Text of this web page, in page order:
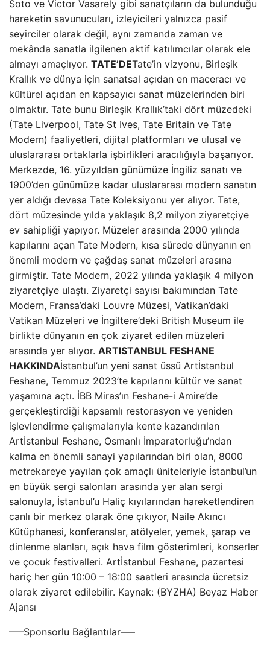
Soto ve Victor Vasarely gibi sanatçıların da bulunduğu
hareketin savunucuları, izleyicileri yalnızca pasif
seyirciler olarak değil, aynı zamanda zaman ve
mekânda sanatla ilgilenen aktif katılımcılar olarak ele
almayı amaçlıyor. TATE’DETate’in vizyonu, Birleşik
Krallık ve dünya için sanatsal açıdan en maceracı ve
kültürel açıdan en kapsayıcı sanat müzelerinden biri
olmaktır. Tate bunu Birleşik Krallık’taki dört müzedeki
(Tate Liverpool, Tate St Ives, Tate Britain ve Tate
Modern) faaliyetleri, dijital platformları ve ulusal ve
uluslararası ortaklarla işbirlikleri aracılığıyla başarıyor.
Merkezde, 16. yüzyıldan günümüze İngiliz sanatı ve
1900’den günümüze kadar uluslararası modern sanatın
yer aldığı devasa Tate Koleksiyonu yer alıyor. Tate,
dört müzesinde yılda yaklaşık 8,2 milyon ziyaretçiye
ev sahipliği yapıyor. Müzeler arasında 2000 yılında
kapılarını açan Tate Modern, kısa sürede dünyanın en
önemli modern ve çağdaş sanat müzeleri arasına
girmiştir. Tate Modern, 2022 yılında yaklaşık 4 milyon
ziyaretçiye ulaştı. Ziyaretçi sayısı bakımından Tate
Modern, Fransa’daki Louvre Müzesi, Vatikan’daki
Vatikan Müzeleri ve İngiltere’deki British Museum ile
birlikte dünyanın en çok ziyaret edilen müzeleri
arasında yer alıyor. ARTISTANBUL FESHANE
HAKKINDAİstanbul’un yeni sanat üssü Artİstanbul
Feshane, Temmuz 2023’te kapılarını kültür ve sanat
yaşamına açtı. İBB Miras’ın Feshane-i Amire’de
gerçekleştirdiği kapsamlı restorasyon ve yeniden
işlevlendirme çalışmalarıyla kente kazandırılan
Artİstanbul Feshane, Osmanlı İmparatorluğu’ndan
kalma en önemli sanayi yapılarından biri olan, 8000
metrekareye yayılan çok amaçlı üniteleriyle İstanbul’un
en büyük sergi salonları arasında yer alan sergi
salonuyla, İstanbul’u Haliç kıyılarından hareketlendiren
canlı bir merkez olarak öne çıkıyor, Naile Akıncı
Kütüphanesi, konferanslar, atölyeler, yemek, şarap ve
dinlenme alanları, açık hava film gösterimleri, konserler
ve çocuk festivalleri. Artİstanbul Feshane, pazartesi
hariç her gün 10:00 – 18:00 saatleri arasında ücretsiz
olarak ziyaret edilebilir. Kaynak: (BYZHA) Beyaz Haber
Ajansı
—–Sponsorlu Bağlantılar—–